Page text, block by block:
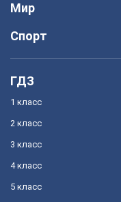
Мир
Спорт
ГДЗ
1 класс
2 класс
3 класс
4 класс
5 класс